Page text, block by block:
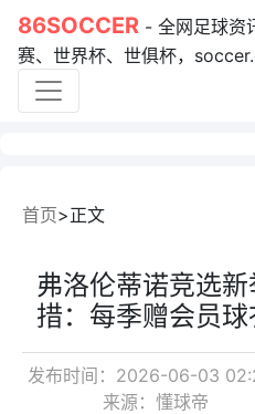
86SOCCER - 全网足球资
赛、世界杯、世俱杯，
首页 正文
弗洛伦蒂诺竞选新
措：每季赠会员球
发布时间：2026-06-03
来源：懂球帝